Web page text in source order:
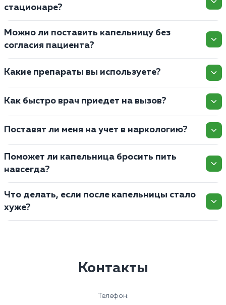
стационаре?
Можно ли поставить капельницу без
согласия пациента?
Какие препараты вы используете?
Как быстро врач приедет на вызов?
Поставят ли меня на учет в наркологию?
Поможет ли капельница бросить пить
навсегда?
Что делать, если после капельницы стало
хуже?
Контакты
Телефон: